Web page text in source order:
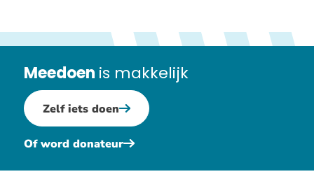
Meedoen is makkelijk
Zelf iets doen
Of word donateur